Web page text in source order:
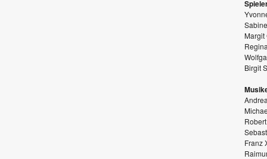
Margit
Birgit
Franz